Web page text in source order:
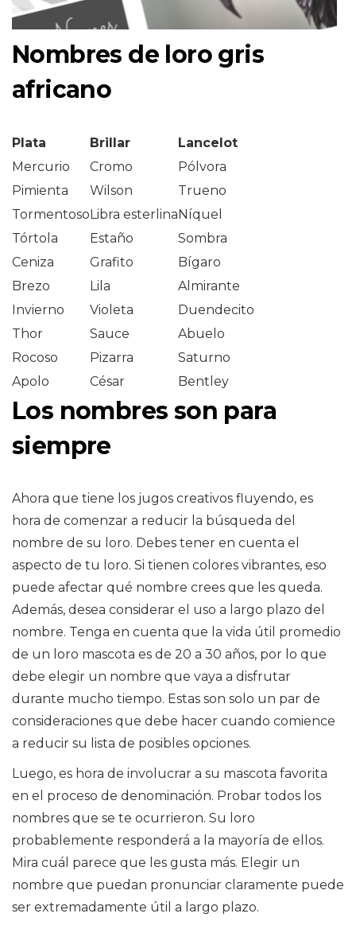
Nombres de loro gris
africano
Plata Brillar
Lancelot
Mercurio
Cromo
Pólvora
Pimienta
Wilson
Trueno
TormentosoLibra esterlinaNíquel
Tórtola
Estaño
Sombra
Ceniza
Grafito
Bígaro
Brezo
Lila
Almirante
Invierno
Violeta
Duendecito
Thor
Sauce
Abuelo
Rocoso
Pizarra
Saturno
Apolo
César Bentley
Los nombres son para
siempre
Ahora que tiene los jugos creativos fluyendo, es
hora de comenzar a reducir la búsqueda del
nombre de su loro. Debes tener en cuenta el
aspecto de tu loro. Si tienen colores vibrantes, eso
puede afectar qué nombre crees que les queda.
Además, desea considerar el uso a largo plazo del
nombre. Tenga en cuenta que la vida útil promedio
de un loro mascota es de 20 a 30 años, por lo que
debe elegir un nombre que vaya a disfrutar
durante mucho tiempo. Estas son solo un par de
consideraciones que debe hacer cuando comience
a reducir su lista de posibles opciones.
Luego, es hora de involucrar a su mascota favorita
en el proceso de denominación. Probar todos los
nombres que se te ocurrieron. Su loro
probablemente responderá a la mayoría de ellos.
Mira cuál parece que les gusta más. Elegir un
nombre que puedan pronunciar claramente puede
ser extremadamente útil a largo plazo.